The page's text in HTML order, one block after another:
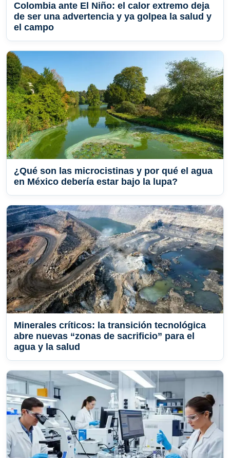
Colombia ante El Niño: el calor extremo deja
de ser una advertencia y ya golpea la salud y
el campo
¿Qué son las microcistinas y por qué el agua
en México debería estar bajo la lupa?
Minerales críticos: la transición tecnológica
abre nuevas “zonas de sacrificio” para el
agua y la salud